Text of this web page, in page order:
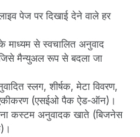
पेज पर दिखाई देने वाले हर
माध्यम से स्वचालित अनुवाद
मैन्युअल रूप से बदला जा
स्लग, शीर्षक, मेटा विवरण,
(एसईओ पैक ऐड-ऑन)।
कस्टम अनुवादक खाते (बिजनेस